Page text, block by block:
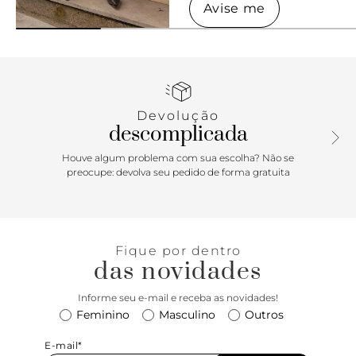
Avise me
sacola
Devolução
descomplicada
Houve algum problema com sua escolha? Não se
preocupe: devolva seu pedido de forma gratuita
Fique por dentro
das novidades
Informe seu e-mail e receba as novidades!
Feminino Masculino Outros
E-mail*